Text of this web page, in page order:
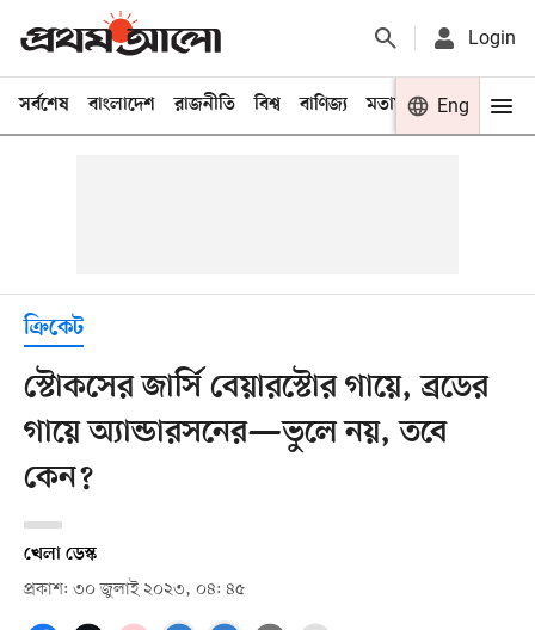
Login
সর্বশেষ বাংলাদেশ রাজনীতি বিশ্ব বাণিজ্য মতামত খেলা
Eng
ক্রিকেট
স্টোকসের জার্সি বেয়ারস্টোর গায়ে, ব্রডের
গায়ে অ্যান্ডারসনের—ভুলে নয়, তবে
কেন?
খেলা ডেস্ক
প্রকাশ: ৩০ জুলাই ২০২৩, ০৪: ৪৫